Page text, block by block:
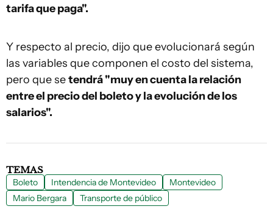
tarifa que paga".
Y respecto al precio, dijo que evolucionará según
las variables que componen el costo del sistema,
pero que setendrá "muy en cuenta la relación
entre el precio del boleto y la evolución de los
salarios".
TEMAS
Boleto Intendencia de Montevideo
Montevideo
Mario Bergara
Transporte de público